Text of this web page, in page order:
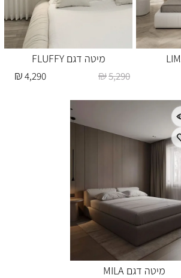
מיטה דגם FLUFFY
₪5,290
₪ 4,290
מיטה דגם MILA